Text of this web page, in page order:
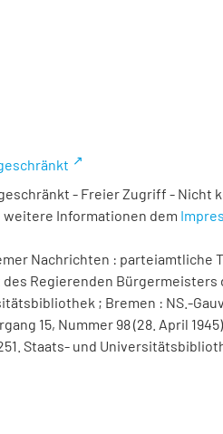
- Freier Zugriff - Nicht
Informationen dem
Nachrichten : parteiamtliche
Regierenden
; Bremen : NS.-
15, Nummer 98 (28. April
251. Staats- und